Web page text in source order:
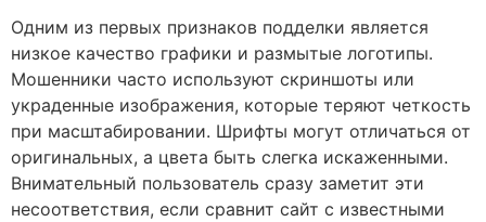
Одним из первых признаков подделки является
низкое качество графики и размытые логотипы.
Мошенники часто используют скриншоты или
украденные изображения, которые теряют четкость
при масштабировании. Шрифты могут отличаться от
оригинальных, а цвета быть слегка искаженными.
Внимательный пользователь сразу заметит эти
несоответствия, если сравнит сайт с известными